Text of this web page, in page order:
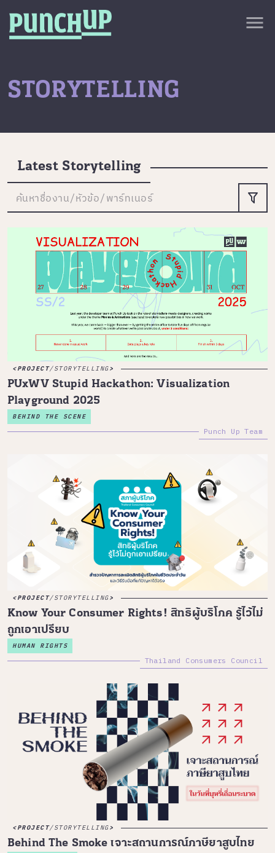
Skip to content
menu
close
Service
Project
ลับด้านบน
STORYTELLING
Latest Storytelling
PROJECT/STORYTELLING
PUxWV Stupid Hackathon: Visualization
Playground 2025
BEHIND THE SCENE
Punch Up Team
PROJECT/STORYTELLING
Know Your Consumer Rights! สิทธิผู้บริโภค รู้ไว้ไม่
ถูกเอาเปรียบ
HUMAN RIGHTS
Thailand Consumers Council
PROJECT/STORYTELLING
Behind The Smoke เจาะสถานการณ์ภาษียาสูบไทย
ค้นหาชื่องาน/หัวข้อ/พาร์ทเนอร์